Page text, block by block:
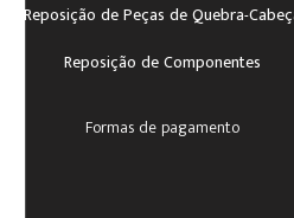
Reposição de Peças de Quebra-
Reposição de Componentes
Formas de pagamento